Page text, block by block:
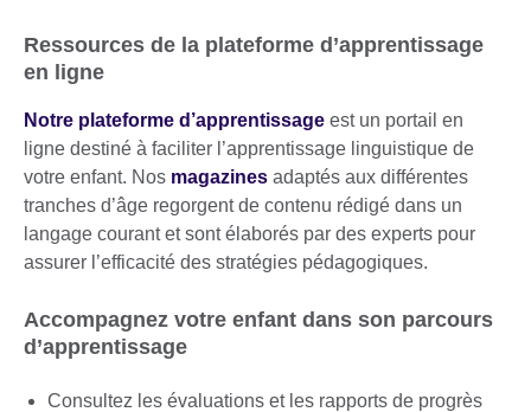
Ressources de la plateforme d’apprentissage
en ligne
Notre plateforme d’apprentissage est un portail en
ligne destiné à faciliter l’apprentissage linguistique de
votre enfant. Nos magazines adaptés aux différentes
tranches d’âge regorgent de contenu rédigé dans un
langage courant et sont élaborés par des experts pour
assurer l’efficacité des stratégies pédagogiques.
Accompagnez votre enfant dans son parcours
d’apprentissage
Consultez les évaluations et les rapports de progrès